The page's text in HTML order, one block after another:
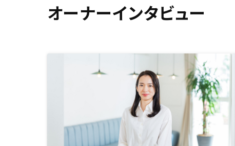
オーナーインタビュー